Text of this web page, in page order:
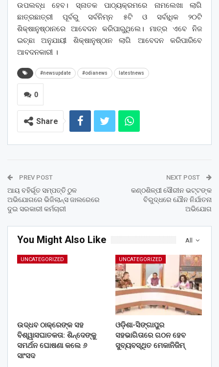
ଉପଲବ୍ଧ ହେବ। ସ୍ନାତକ ପାଠ୍ୟକ୍ରମରେ ନାମଲେଖା ଲାଗି
ଛାତ୍ରଛାତ୍ରୀ ପୂର୍ବରୁ ସର୍ବନିମ୍ନ ୫ଟି ଓ ସର୍ବାଧିକ ୨୦ଟି
ଶିକ୍ଷାନୁଷ୍ଠାନରେ ଆବେଦନ କରିପାରୁଥିଲେ। ମାତ୍ର ଏବେ ନିଜ
ଇଚ୍ଛା ଅନୁଯାୟୀ ଶିକ୍ଷାନୁଷ୍ଠାନ ଲାଗି ଆବେଦନ କରିପାରିବେ
ଆବଦନକାରୀ ।
#newsupdate #odianews latestnews
0
Share
PREV POST
ଆୟ ବହିର୍ଭୂତ ସମ୍ପତ୍ତି ଠୁଳ
ଅଭିଯୋଗରେ ଭିଜିଲାନ୍ସ ଜାଲରେରେ
ଦୁଇ ସରକାରୀ କର୍ମଚାରୀ
NEXT POST
କଣ୍ଠଶିଳ୍ପୀ ସୌରୀନ ଭଟ୍ଟଙ୍କ
ବିରୁଦ୍ଧରେ ଯୌନ ନିର୍ଯାତନା
ଅଭିଯୋଗ
All
You Might Also Like
UNCATEGORIZED
ଉଦ୍ଧବ ଠାକ୍‌ରେଙ୍କ ସହ
ବିଶ୍ୱାସଘାତକତା: ଶିନ୍ଦେଙ୍କୁ
ସମର୍ଥନ ଘୋଷଣା କଲେ ୬
ସାଂସଦ
UNCATEGORIZED
ଓଡ଼ିଶା-ସିଙ୍ଗାପୁର
ସହଭାଗିତାରେ ଗଠନ ହେବ
ସୁବ୍ୟବସ୍ଥିତ ମେକାନିଜିମ୍